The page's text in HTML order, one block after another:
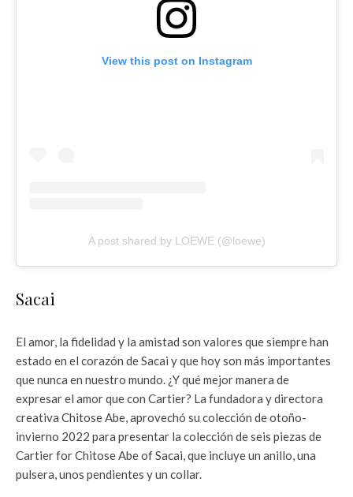
View this post on Instagram
A post shared by LOEWE (@loewe)
Sacai
El amor, la fidelidad y la amistad son valores que siempre han
estado en el corazón de Sacai y que hoy son más importantes
que nunca en nuestro mundo. ¿Y qué mejor manera de
expresar el amor que con Cartier? La fundadora y directora
creativa Chitose Abe, aprovechó su colección de otoño-
invierno 2022 para presentar la colección de seis piezas de
Cartier for Chitose Abe of Sacai, que incluye un anillo, una
pulsera, unos pendientes y un collar.